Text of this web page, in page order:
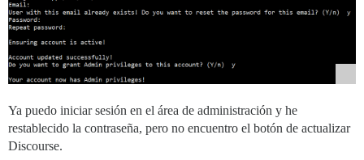
Ya puedo iniciar sesión en el área de administración y he
restablecido la contraseña, pero no encuentro el botón de actualizar
Discourse.